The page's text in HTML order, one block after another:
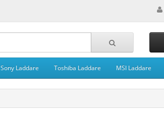
Sony Laddare Toshiba Laddare MSI Laddare